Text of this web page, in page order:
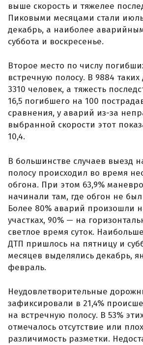
выше скорость и тяжелее
Пиковыми месяцами стали
декабрь, а наиболее
суббота и воскресенье.
Второе место по числу
встречную полосу. В 9884
3310 человек, а тяжесть
16,5 погибшего на 100
сравнения, у аварий из-за
выбранной скорости этот
10,4.
В большинстве случаев выезд
полосу происходил во время
обгона. При этом 63,9%
начинали там, где обгон не
Более 80% аварий произошли
участках, 90% — на
светлое время суток.
ДТП пришлось на пятницу и
месяцев выделялись декабрь,
февраль.
Неудовлетворительные
зафиксировали в 21,4%
на встречную полосу. В 53%
отмечалось отсутствие или
различимость разметки.